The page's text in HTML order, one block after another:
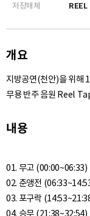
저장매체
REEL
개요
지방공연(천안)을 위해
무용 반주 음원 Reel
내용
01. 무고 (00:00~06:33)
02. 춘앵전
03. 포구락
04. 승무 (21:38~32:54)